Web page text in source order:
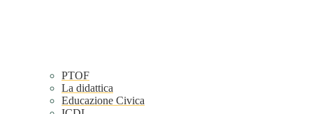
PTOF
La didattica
Educazione Civica